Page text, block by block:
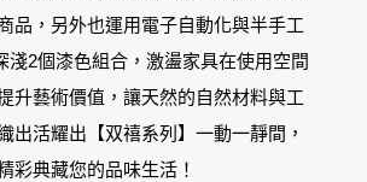
高雄青年旗艦店
高雄民族店
高雄夢時代店
品，另外也運用電子自動化與半手工
淺2個漆色組合，激盪家具在使用空間
升藝術價值，讓天然的自然材料與工
出活耀出【双禧系列】一動一靜間，
彩典藏您的品味生活！